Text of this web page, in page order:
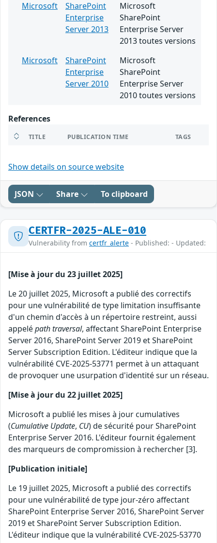
Microsoft
SharePoint
Enterprise
Server 2013
Microsoft
SharePoint
Enterprise Server
2013 toutes versions
Microsoft
SharePoint
Enterprise
Server 2010
Microsoft
SharePoint
Enterprise Server
2010 toutes versions
References
TITLE PUBLICATION TIME TAGS
Show details on source website
JSON Share To clipboard
CERTFR-2025-ALE-010
Vulnerability from certfr_alerte - Published: - Updated:
[Mise à jour du 23 juillet 2025]
Le 20 juillet 2025, Microsoft a publié des correctifs
pour une vulnérabilité de type limitation insuffisante
d'un chemin d'accès à un répertoire restreint, aussi
appelépath traversal, affectant SharePoint Enterprise
Server 2016, SharePoint Server 2019 et SharePoint
Server Subscription Edition. L'éditeur indique que la
vulnérabilité CVE-2025-53771 permet à un attaquant
de provoquer une usurpation d'identité sur un réseau.
[Mise à jour du 22 juillet 2025]
Microsoft a publié les mises à jour cumulatives
(Cumulative Update, CU) de sécurité pour SharePoint
Enterprise Server 2016. L'éditeur fournit également
des marqueurs de compromission à rechercher [3].
[Publication initiale]
Le 19 juillet 2025, Microsoft a publié des correctifs
pour une vulnérabilité de type jour-zéro affectant
SharePoint Enterprise Server 2016, SharePoint Server
2019 et SharePoint Server Subscription Edition.
L'éditeur indique que la vulnérabilité CVE-2025-53770